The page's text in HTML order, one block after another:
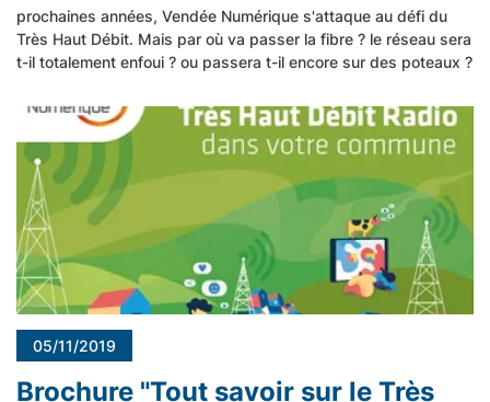
prochaines années, Vendée Numérique s'attaque au défi du
Très Haut Débit. Mais par où va passer la fibre ? le réseau sera
t-il totalement enfoui ? ou passera t-il encore sur des poteaux ?
05/11/2019
Brochure "Tout savoir sur le Très